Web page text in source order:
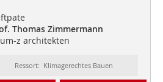
Thomas Zimmermann
z architekten
Ressort: Klimagerechtes Bauen